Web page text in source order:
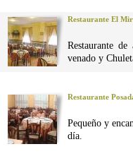
Restaurante El
Restaurante
venado y
Restaurante
Pequeño y
día.